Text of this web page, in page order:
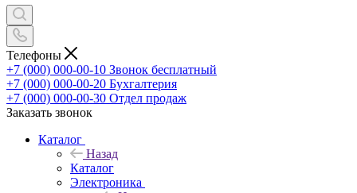
Телефоны
+7 (000) 000-00-10 Звонок бесплатный
+7 (000) 000-00-20 Бухгалтерия
+7 (000) 000-00-30 Отдел продаж
Заказать звонок
Каталог
Назад
Каталог
Электроника